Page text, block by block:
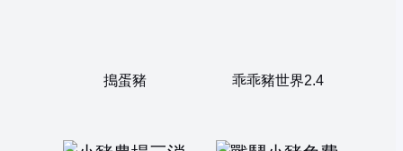
搗蛋豬 乖乖豬世界2.4